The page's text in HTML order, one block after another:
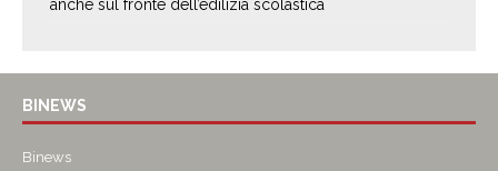
anche sul fronte dell’edilizia scolastica
BINEWS
Binews